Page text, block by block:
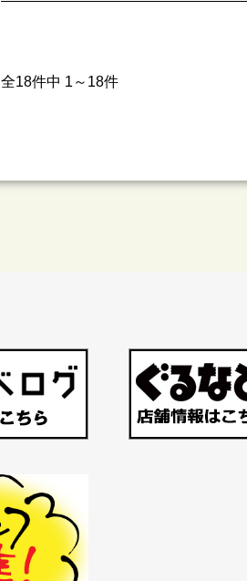
全18件中 1～18件